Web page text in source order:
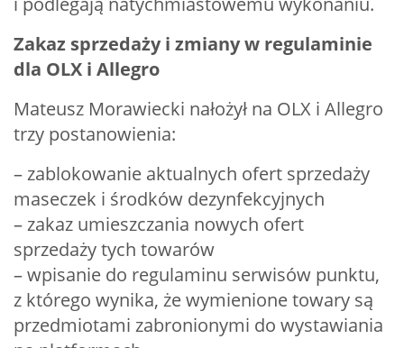
Zakaz sprzedaży i zmiany w regulaminie
dla OLX i Allegro
Mateusz Morawiecki nałożył na OLX i Allegro
trzy postanowienia:
– zablokowanie aktualnych ofert sprzedaży
maseczek i środków dezynfekcyjnych
– zakaz umieszczania nowych ofert
sprzedaży tych towarów
– wpisanie do regulaminu serwisów punktu,
z którego wynika, że wymienione towary są
przedmiotami zabronionymi do wystawiania